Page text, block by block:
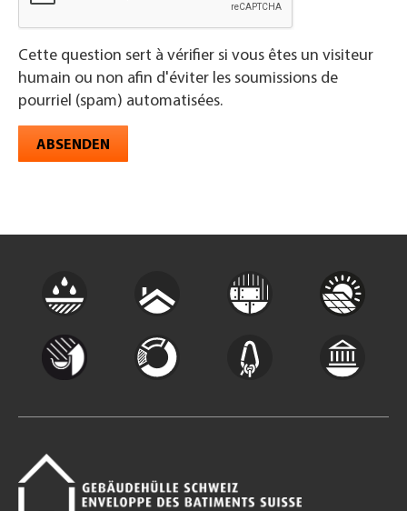
Cette question sert à vérifier si vous êtes un visiteur
humain ou non afin d'éviter les soumissions de
pourriel (spam) automatisées.
ABSENDEN